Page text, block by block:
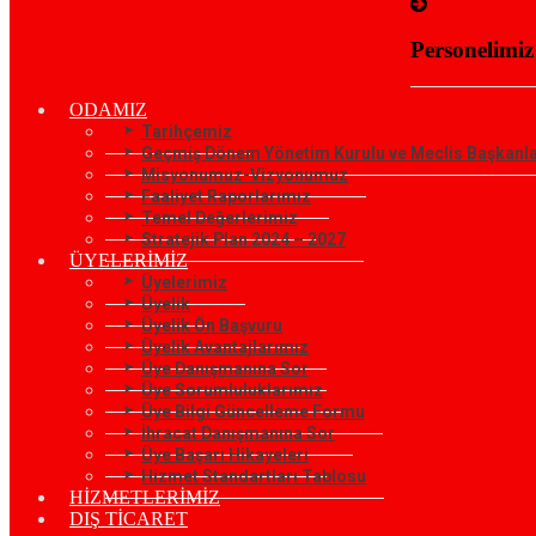
Personelimiz
ODAMIZ
Tarihçemiz
Geçmiş Dönem Yönetim Kurulu ve Meclis
Misyonumuz-Vizyonumuz
Faaliyet Raporlarımız
Temel Değerlerimiz
Stratejik Plan 2024 – 2027
ÜYELERİMİZ
Üyelerimiz
Üyelik
Üyelik Ön Başvuru
Üyelik Avantajlarımız
Üye Danışmanına Sor
Üye Sorumluluklarımız
Üye Bilgi Güncelleme Formu
İhracat Danışmanına Sor
Üye Başarı Hikayeleri
Hizmet Standartları Tablosu
HİZMETLERİMİZ
DIŞ TİCARET